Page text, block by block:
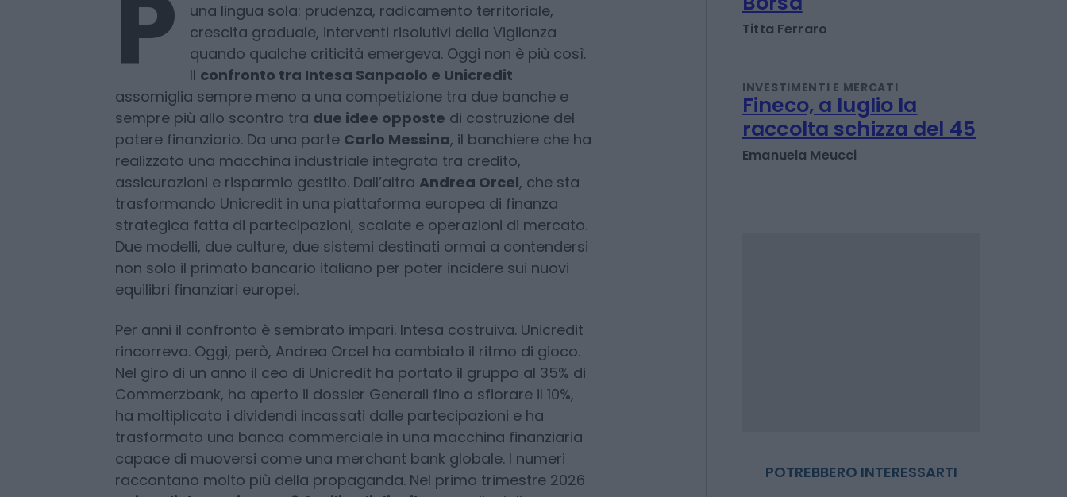
Scegli Moneta come fonte preferita
P er anni ilsistema bancario italiano è sembrato parlare
una lingua sola: prudenza, radicamento territoriale,
crescita graduale, interventi risolutivi della Vigilanza
quando qualche criticità emergeva. Oggi non è più così.
Il confronto tra Intesa Sanpaolo e Unicredit
assomiglia sempre meno a una competizione tra due banche e
sempre più allo scontro tradue idee oppostedi costruzione del
potere finanziario. Da una parteCarlo Messina, il banchiere che ha
realizzato una macchina industriale integrata tra credito,
assicurazioni e risparmio gestito. Dall’altra Andrea Orcel, che sta
trasformando Unicredit in una piattaforma europea di finanza
strategica fatta di partecipazioni, scalate e operazioni di mercato.
non solo il primato bancario italiano per poter incidere sui nuovi
equilibri finanziari europei.
Per anni il confronto è sembrato impari. Intesa costruiva. Unicredit
rincorreva. Oggi, però, Andrea Orcel ha cambiato il ritmo di gioco.
Nel giro di un anno il ceo di Unicredit ha portato il gruppo al 35% di
Commerzbank, ha aperto il dossier Generali fino a sfiorare il 10%,
ha moltiplicato i dividendi incassati dalle partecipazioni e ha
INVESTIMENTI E MERCATI
Per Mps utile oltre 1,1
Titta Ferraro
INVESTIMENTI E MERCATI